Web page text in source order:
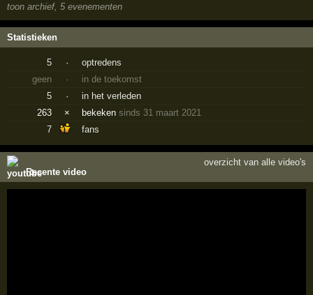
toon archief, 5 evenementen
Statistieken
5 ·
optredens
geen
·
in de toekomst
5
·
in het verleden
263
× bekekensinds 31 maart 2021
7
fans
Recente video
overzicht van alle video's